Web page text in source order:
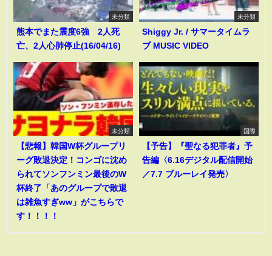
未分類
熊本でまた震度6強 2人死
亡、2人心肺停止(16/04/16)
未分類
Shiggy Jr. / サマータイムラ
ブ MUSIC VIDEO
未分類
【悲報】韓国W杯グループリ
ーグ敗退決定！コンゴに沈め
られてソンフンミン最後のW
杯終了「あのグループで敗退
は雑魚すぎww」がこちらで
す！！！！
国際
【予告】『聖なる犯罪者』予
告編〈6.16デジタル配信開始
／7.7 ブルーレイ発売〉